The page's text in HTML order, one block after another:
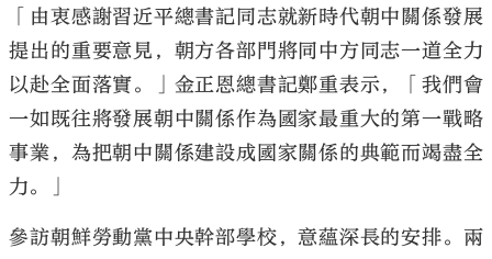
「由衷感謝習近平總書記同志就新時代朝中關係發展
提出的重要意見，朝方各部門將同中方同志一道全力
以赴全面落實。」金正恩總書記鄭重表示，「我們會
一如既往將發展朝中關係作為國家最重大的第一戰略
事業，為把朝中關係建設成國家關係的典範而竭盡全
力。」
參訪朝鮮勞動黨中央幹部學校，意蘊深長的安排。兩